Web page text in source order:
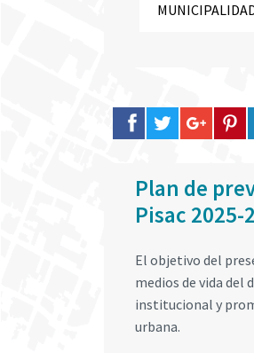
Plan de
Pisac 2025-
El objetivo del
medios de vida
institucional y
urbana.